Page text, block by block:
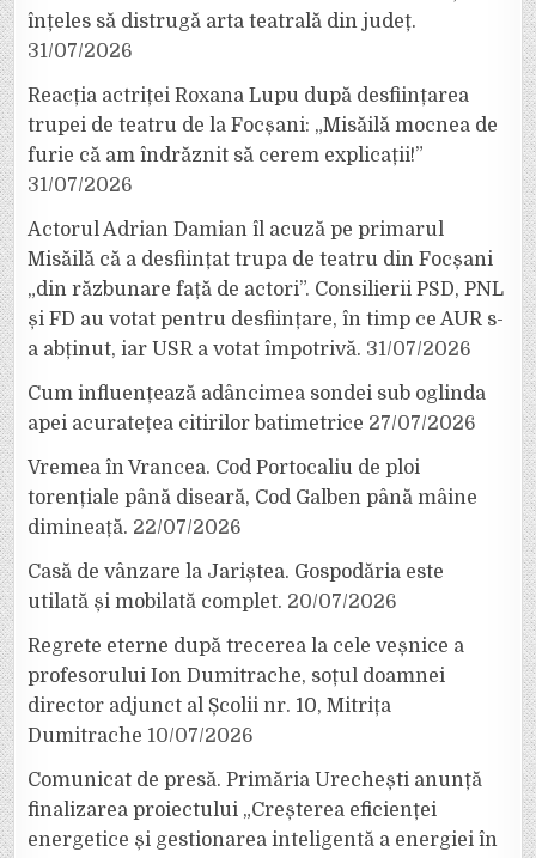
înțeles să distrugă arta teatrală din județ.
31/07/2026
Reacția actriței Roxana Lupu după desființarea
trupei de teatru de la Focșani: „Misăilă mocnea de
furie că am îndrăznit să cerem explicații!”
31/07/2026
Actorul Adrian Damian îl acuză pe primarul
Misăilă că a desființat trupa de teatru din Focșani
„din răzbunare față de actori”. Consilierii PSD, PNL
și FD au votat pentru desființare, în timp ce AUR s-
a abținut, iar USR a votat împotrivă. 31/07/2026
Cum influențează adâncimea sondei sub oglinda
apei acuratețea citirilor batimetrice 27/07/2026
Vremea în Vrancea. Cod Portocaliu de ploi
torențiale până diseară, Cod Galben până mâine
dimineață. 22/07/2026
Casă de vânzare la Jariștea. Gospodăria este
utilată și mobilată complet. 20/07/2026
Regrete eterne după trecerea la cele veșnice a
profesorului Ion Dumitrache, soțul doamnei
director adjunct al Școlii nr. 10, Mitrița
Dumitrache 10/07/2026
Comunicat de presă. Primăria Urechești anunță
finalizarea proiectului „Creșterea eficienței
energetice și gestionarea inteligentă a energiei în